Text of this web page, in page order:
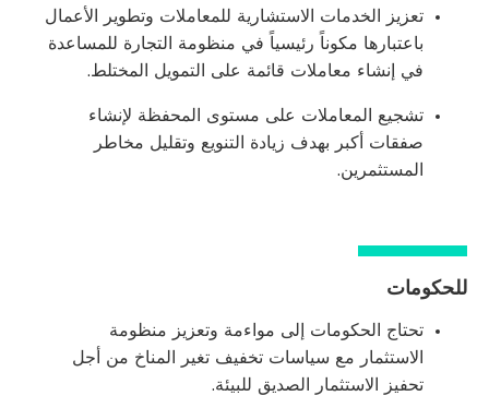
تعزيز الخدمات الاستشارية للمعاملات وتطوير الأعمال
باعتبارها مكوناً رئيسياً في منظومة التجارة للمساعدة
في إنشاء معاملات قائمة على التمويل المختلط.
تشجيع المعاملات على مستوى المحفظة لإنشاء
صفقات أكبر بهدف زيادة التنويع وتقليل مخاطر
المستثمرين.
للحكومات
تحتاج الحكومات إلى مواءمة وتعزيز منظومة
الاستثمار مع سياسات تخفيف تغير المناخ من أجل
تحفيز الاستثمار الصديق للبيئة.